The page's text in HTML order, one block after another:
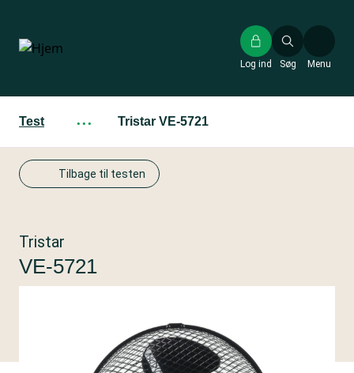
hovedindhold
Søg
Log ind Menu
Test ··· Tristar VE-5721
Tilbage til testen
Tristar
VE-5721